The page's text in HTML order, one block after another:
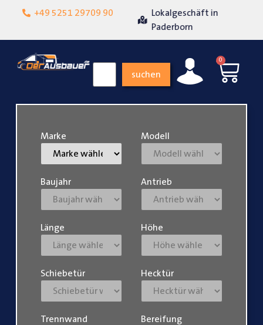
+49 5251 29709 90
Lokalgeschäft in
Über 15 Jahre
suchen
0
Marke Modell
Baujahr Antrieb
Länge Höhe
Schiebetür Hecktür
Trennwand Bereifung